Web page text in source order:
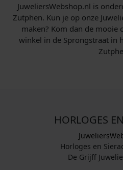
JuweliersWebshop.nl is
Zutphen. Kun je op onze
maken? Kom dan de mooie
winkel in de Sprongstraat in
HORLOGES
Horloges en
De Grijff